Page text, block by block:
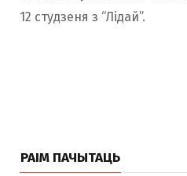
12 студзеня з “Лідай”.
РАІМ ПАЧЫТАЦЬ